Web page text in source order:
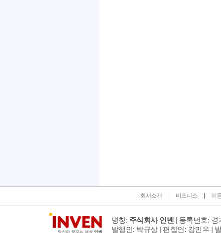
회사소개 비즈니스 이
명칭: 주식회사 인벤 | 등록번호: 경
발행인: 박규상 | 편집인: 강민우 |